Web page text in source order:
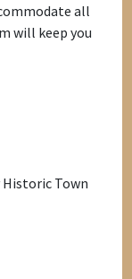
all
will keep you
Town